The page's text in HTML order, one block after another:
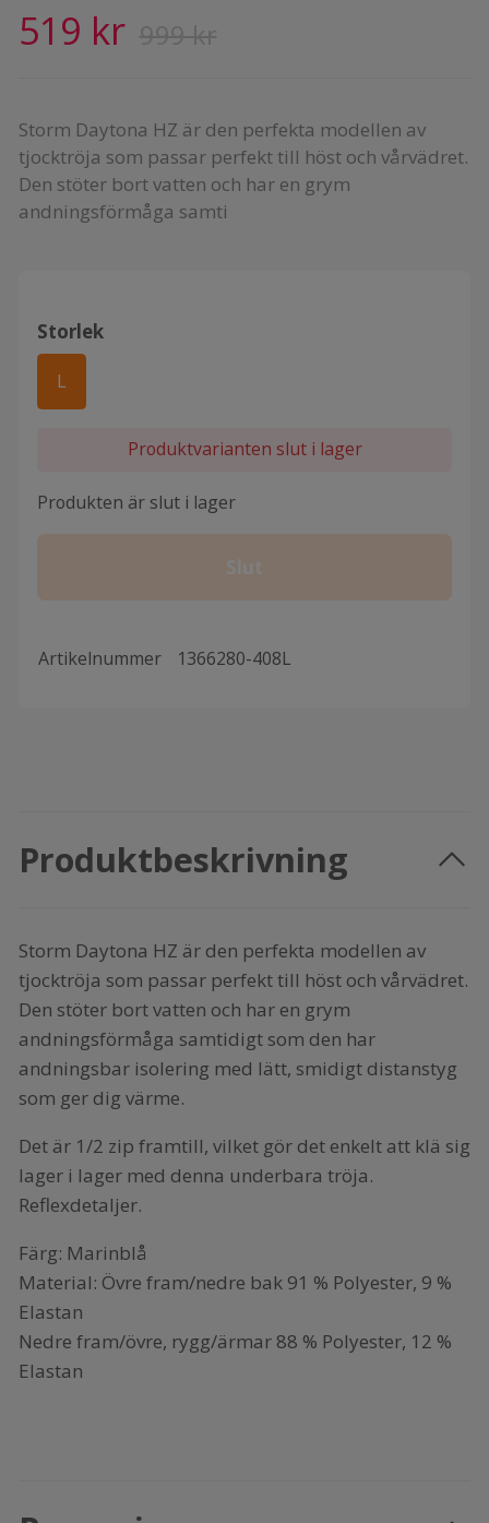
519 kr
Storm Daytona HZ är den perfekta modellen av
tjocktröja som passar perfekt till höst och vårvädret.
Den stöter bort vatten och har en grym
andningsförmåga samti
Storlek
L
Produktvarianten slut i lager
Produkten är slut i lager
Slut
Artikelnummer 1366280-408L
Produktbeskrivning
Storm Daytona HZ är den perfekta modellen av
tjocktröja som passar perfekt till höst och vårvädret.
Den stöter bort vatten och har en grym
andningsförmåga samtidigt som den har
andningsbar isolering med lätt, smidigt distanstyg
som ger dig värme.
Det är 1/2 zip framtill, vilket gör det enkelt att klä sig
lager i lager med denna underbara tröja.
Reflexdetaljer.
Färg: Marinblå
Material: Övre fram/nedre bak 91 % Polyester, 9 %
Elastan
Nedre fram/övre, rygg/ärmar 88 % Polyester, 12 %
Elastan